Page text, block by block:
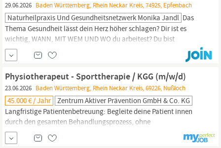
29.06.2026 Baden Württemberg, Rhein Neckar Kreis, 74925, Epfenbach
Naturheilpraxis Und Gesundheitsnetzwerk Monika Jandl Das
Thema Gesundheit lässt dein Herz höher schlagen? Dir ist es
wichtig, WANN, MIT WEM UND WO du arbeitest? Du bist
Heilpraktikerin, Ernährungsberaterin,
Coach oder allgemein aus
dem medizinischen Bereich und möchtest anderen Menschen
einen Mehrwert bei deiner Arbeit bieten, sowie selbst dein Wissen
im Bereich Gesundheit erweitern?
Physiotherapeut - Sporttherapie / KGG (m/w/d)
23.06.2026 Baden Württemberg, Rhein Neckar Kreis, 69226, Nußloch
45.000 € / Jahr
Zentrum Aktiver Prävention GmbH & Co. KG
Langfristige Patientenbetreuung: Begleite deine Patient innen
durch den gesamten Behandlungsprozess, ohne
Therapeutenwechsel, und unterstütze nachhaltig ihre Genesung.
Zusammenarbeit im interdisziplinären Team: Du arbeitest eng mit